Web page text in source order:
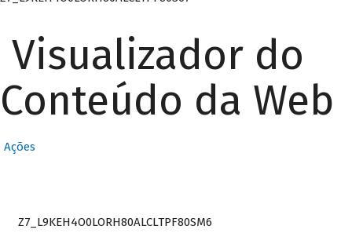
Visualizador do
Conteúdo da Web
Ações
Z7_L9KEH4O0LORH80ALCLTPF80SM6